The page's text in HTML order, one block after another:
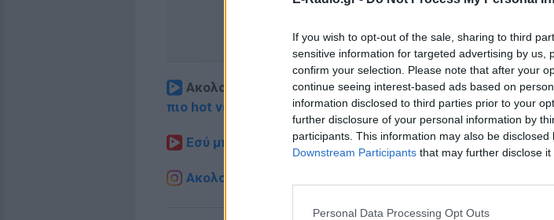
If you wish to opt-out of the sale, sharing to third
sensitive information for targeted advertising by us,
confirm your selection. Please note that after your
continue seeing interest-based ads based on
information disclosed to third parties prior to your
further disclosure of your personal information by
participants. This information may also be
Downstream Participants that may further disclose it
Personal Data Processing Opt Outs
Ακολουθήστε το E-Radio.gr στοGoogle Newsκαι μάθετε
πιο hot νέα
Εσύ μπήκες στο E-Daily.gr; Τα νέα της ημέρας και ότι σου
Ακολουθήστε το E-Radio.gr και στο Instagram
ΔΙΑΦΗΜΙΣΗ